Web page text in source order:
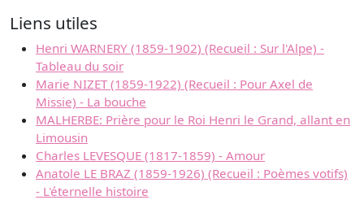
Liens utiles
Henri WARNERY (1859-1902) (Recueil : Sur l'Alpe) -
Tableau du soir
Marie NIZET (1859-1922) (Recueil : Pour Axel de
Missie) - La bouche
MALHERBE: Prière pour le Roi Henri le Grand, allant en
Limousin
Charles LEVESQUE (1817-1859) - Amour
Anatole LE BRAZ (1859-1926) (Recueil : Poèmes votifs)
- L'éternelle histoire